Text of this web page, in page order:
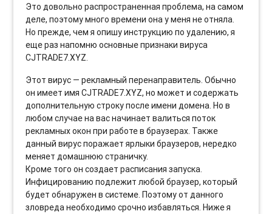
Это довольно распространенная проблема, на самом
деле, поэтому много времени она у меня не отняла.
Но прежде, чем я опишу инструкцию по удалению, я
еще раз напомню основные признаки вируса
CJTRADE7.XYZ.
Этот вирус — рекламный перенаправитель. Обычно
он имеет имя CJTRADE7.XYZ, но может и содержать
дополнительную строку после имени домена. Но в
любом случае на вас начинает валиться поток
рекламных окон при работе в браузерах. Также
данный вирус поражает ярлыки браузеров, нередко
меняет домашнюю страничку.
Кроме того он создает расписания запуска.
Инфицированию подлежит любой браузер, который
будет обнаружен в системе. Поэтому от данного
зловреда необходимо срочно избавляться. Ниже я